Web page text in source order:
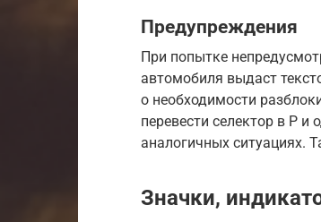
Предупреждения
При попытке
автомобиля выдаст
о необходимости
перевести селектор в Р
аналогичных ситуациях.
Значки,